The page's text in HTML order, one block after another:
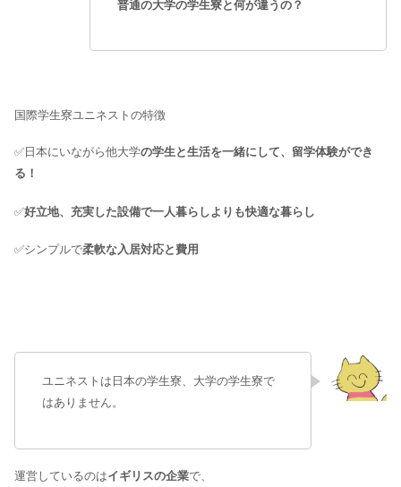
普通の大学の学生寮と何が違うの？
国際学生寮ユニネストの特徴
✅日本にいながら他大学の学生と生活を一緒にして、留学体験ができ
る！
✅好立地、充実した設備で一人暮らしよりも快適な暮らし
✅シンプルで柔軟な入居対応と費用
ユニネストは日本の学生寮、大学の学生寮で
はありません。
運営しているのはイギリスの企業で、